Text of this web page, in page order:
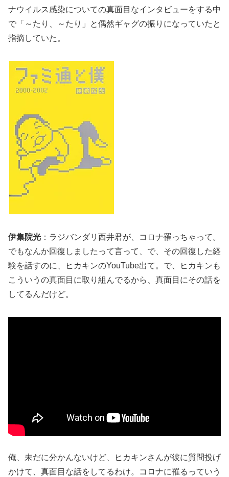
ナウイルス感染についての真面目なインタビューをする中
で「～たり、～たり」と偶然ギャグの振りになっていたと
指摘していた。
伊集院光 ：ラジバンダリ西井君が、コロナ罹っちゃって。
でもなんか回復しましたって言って、で、その回復した経
験を話すのに、ヒカキンのYouTube出て。で、ヒカキンも
こういうの真面目に取り組んでるから、真面目にその話を
してるんだけど。
俺、未だに分かんないけど、ヒカキンさんが彼に質問投げ
かけて、真面目な話をしてるわけ。コロナに罹るっていう